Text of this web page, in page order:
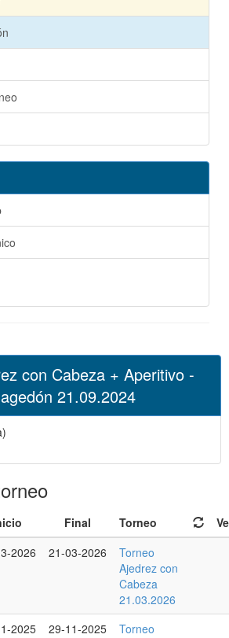
con Cabeza + Aperitivo -
21.09.2024
Final Torneo
2026 21-03-2026
Torneo
Ajedrez con
Cabeza
21.03.2026
2025 29-11-2025
Torneo